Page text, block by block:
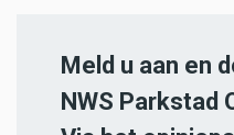
Meld u aan en
NWS Parkstad